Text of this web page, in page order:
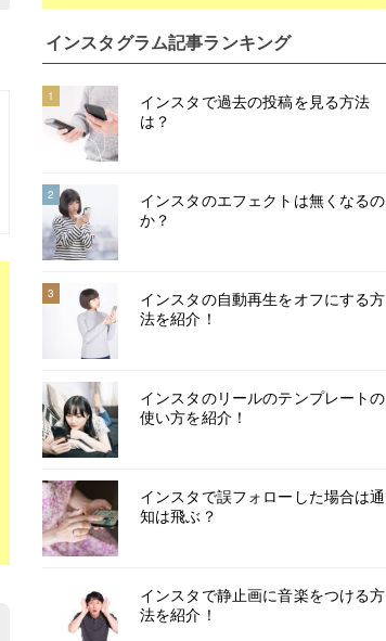
インスタグラム記事ランキング
1
インスタで過去の投稿を見る方法
は？
2
インスタのエフェクトは無くなるの
か？
3
インスタの自動再生をオフにする方
法を紹介！
インスタのリールのテンプレートの
使い方を紹介！
インスタで誤フォローした場合は通
知は飛ぶ？
インスタで静止画に音楽をつける方
法を紹介！